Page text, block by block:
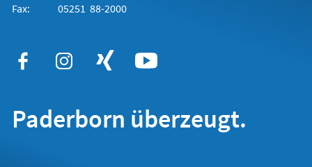
Fax:
05251 88-2000
Paderborn überzeugt.